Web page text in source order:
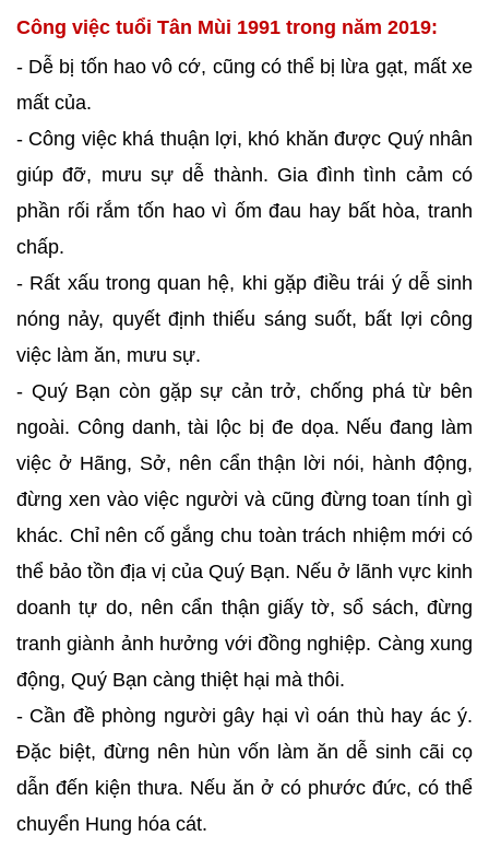
Công việc tuổi Tân Mùi 1991 trong năm 2019:
- Dễ bị tốn hao vô cớ, cũng có thể bị lừa gạt, mất xe
mất của.
- Công việc khá thuận lợi, khó khăn được Quý nhân
giúp đỡ, mưu sự dễ thành. Gia đình tình cảm có
phần rối rắm tốn hao vì ốm đau hay bất hòa, tranh
chấp.
- Rất xấu trong quan hệ, khi gặp điều trái ý dễ sinh
nóng nảy, quyết định thiếu sáng suốt, bất lợi công
việc làm ăn, mưu sự.
- Quý Bạn còn gặp sự cản trở, chống phá từ bên
ngoài. Công danh, tài lộc bị đe dọa. Nếu đang làm
việc ở Hãng, Sở, nên cẩn thận lời nói, hành động,
đừng xen vào việc người và cũng đừng toan tính gì
khác. Chỉ nên cố gắng chu toàn trách nhiệm mới có
thể bảo tồn địa vị của Quý Bạn. Nếu ở lãnh vực kinh
doanh tự do, nên cẩn thận giấy tờ, sổ sách, đừng
tranh giành ảnh hưởng với đồng nghiệp. Càng xung
động, Quý Bạn càng thiệt hại mà thôi.
- Cần đề phòng người gây hại vì oán thù hay ác ý.
Đặc biệt, đừng nên hùn vốn làm ăn dễ sinh cãi cọ
dẫn đến kiện thưa. Nếu ăn ở có phước đức, có thể
chuyển Hung hóa cát.